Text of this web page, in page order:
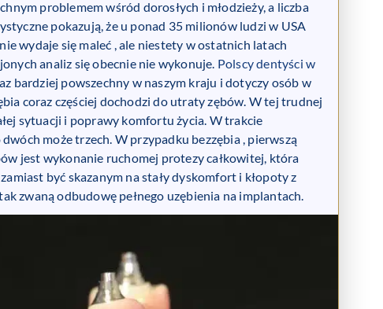
problemem wśród dorosłych i młodzieży, a liczba
pokazują, że u ponad 35 milionów ludzi w USA
wydaje się maleć , ale niestety w ostatnich latach
analiz się obecnie nie wykonuje. Polscy dentyści w
bardziej powszechny w naszym kraju i dotyczy osób w
coraz częściej dochodzi do utraty zębów. W tej trudnej
sytuacji i poprawy komfortu życia. W trakcie
może trzech. W przypadku bezzębia , pierwszą
jest wykonanie ruchomej protezy całkowitej, która
być skazanym na stały dyskomfort i kłopoty z
zwaną odbudowę pełnego uzębienia na implantach.